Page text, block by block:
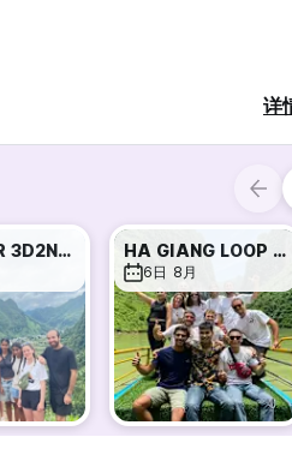
详
THE TOUR 3D2N SELF RIDER 2 PEOPLES/BIKE HA GIANG LOOP TOUR 4D3N EASY RIDER
6日 8月